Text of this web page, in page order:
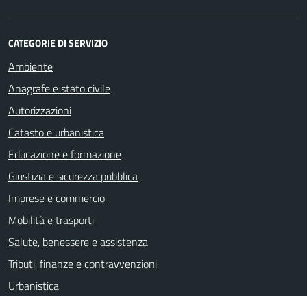
CATEGORIE DI SERVIZIO
Ambiente
Anagrafe e stato civile
Autorizzazioni
Catasto e urbanistica
Educazione e formazione
Giustizia e sicurezza pubblica
Imprese e commercio
Mobilità e trasporti
Salute, benessere e assistenza
Tributi, finanze e contravvenzioni
Urbanistica